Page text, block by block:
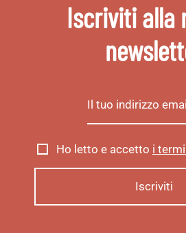
Iscriviti alla
Ho letto e accetto i